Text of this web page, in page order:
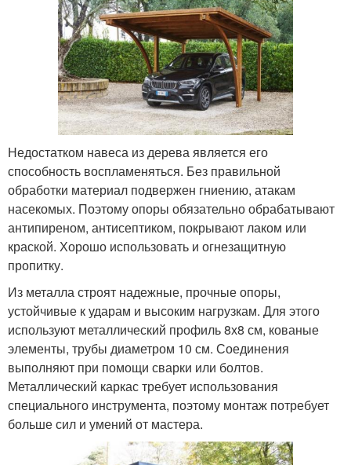
Недостатком навеса из дерева является его
способность воспламеняться. Без правильной
обработки материал подвержен гниению, атакам
насекомых. Поэтому опоры обязательно обрабатывают
антипиреном, антисептиком, покрывают лаком или
краской. Хорошо использовать и огнезащитную
пропитку.
Из металла строят надежные, прочные опоры,
устойчивые к ударам и высоким нагрузкам. Для этого
используют металлический профиль 8х8 см, кованые
элементы, трубы диаметром 10 см. Соединения
выполняют при помощи сварки или болтов.
Металлический каркас требует использования
специального инструмента, поэтому монтаж потребует
больше сил и умений от мастера.